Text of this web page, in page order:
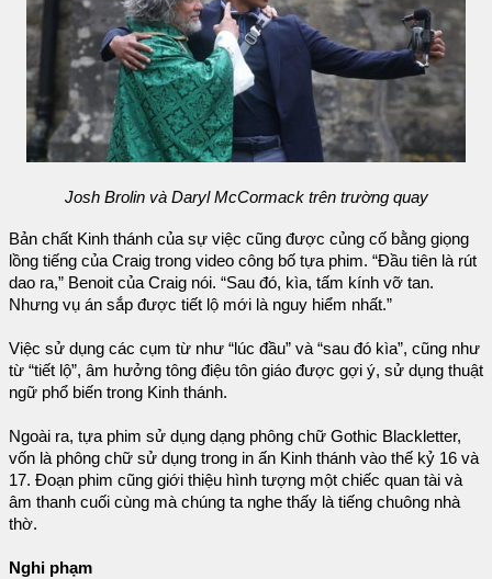
Josh Brolin và Daryl McCormack trên trường quay
Bản chất Kinh thánh của sự việc cũng được củng cố bằng giọng
lồng tiếng của Craig trong video công bố tựa phim. “Đầu tiên là rút
dao ra,” Benoit của Craig nói. “Sau đó, kìa, tấm kính vỡ tan.
Nhưng vụ án sắp được tiết lộ mới là nguy hiểm nhất.”
Việc sử dụng các cụm từ như “lúc đầu” và “sau đó kìa”, cũng như
từ “tiết lộ”, âm hưởng tông điệu tôn giáo được gợi ý, sử dụng thuật
ngữ phổ biến trong Kinh thánh.
Ngoài ra, tựa phim sử dụng dạng phông chữ Gothic Blackletter,
vốn là phông chữ sử dụng trong in ấn Kinh thánh vào thế kỷ 16 và
17. Đoạn phim cũng giới thiệu hình tượng một chiếc quan tài và
âm thanh cuối cùng mà chúng ta nghe thấy là tiếng chuông nhà
thờ.
Nghi phạm